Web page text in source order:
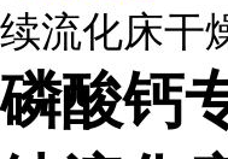
续流化床干
磷酸钙